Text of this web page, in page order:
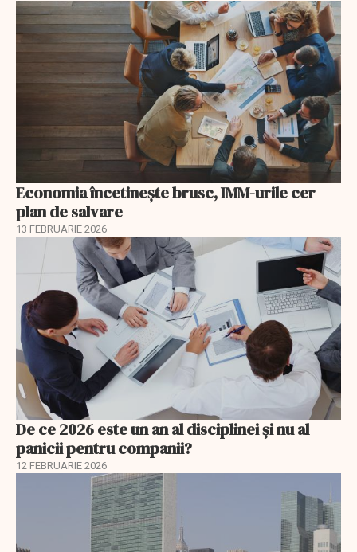
Economia încetinește brusc, IMM-urile cer
plan de salvare
13 FEBRUARIE 2026
De ce 2026 este un an al disciplinei și nu al
panicii pentru companii?
12 FEBRUARIE 2026